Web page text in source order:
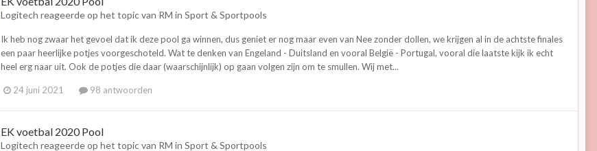
Logitech reageerde op het topic van RM in Sport & Sportpools
Ik heb nog zwaar het gevoel dat ik deze pool ga winnen, dus geniet er nog maar even van Nee zonder dollen, we krijgen al in de achtste finales
een paar heerlijke potjes voorgeschoteld. Wat te denken van Engeland - Duitsland en vooral België - Portugal, vooral die laatste kijk ik echt
heel erg naar uit. Ook de potjes die daar (waarschijnlijk) op gaan volgen zijn om te smullen. Wij met...
24 juni 2021 98 antwoorden
EK voetbal 2020 Pool
Logitech reageerde op het topic van RM in Sport & Sportpools